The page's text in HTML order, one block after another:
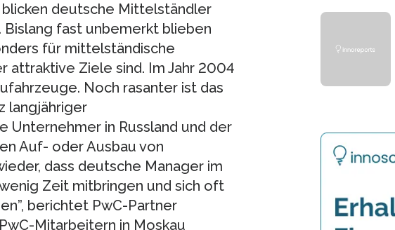
deutsche Mittelständler
fast unbemerkt blieben
für mittelständische
attraktive Ziele sind. Im Jahr 2004
Noch rasanter ist das
langjähriger
Unternehmer in Russland und der
Auf- oder Ausbau von
dass deutsche Manager im
Zeit mitbringen und sich oft
berichtet PwC-Partner
Mitarbeitern in Moskau